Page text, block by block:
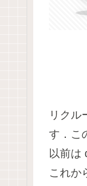
リクル
す．こ
以前は
これか